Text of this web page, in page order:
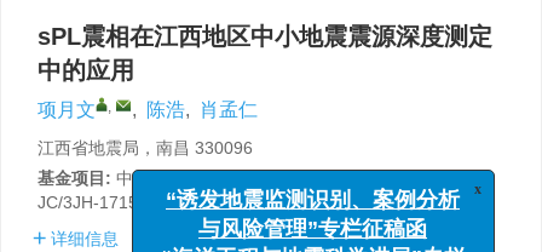
sPL震相在江西地区中小地震震源深度测定
中的应用
项月文 , , 陈浩, 肖孟仁
江西省地震局，南昌 330096
基金项目: 中国地震局监测、预测、科研三结合课题（CEA-
JC/3JH-171503）资助。
详细信息
“诱发地震监测识别、案例分析
与风险管理”专栏征稿函